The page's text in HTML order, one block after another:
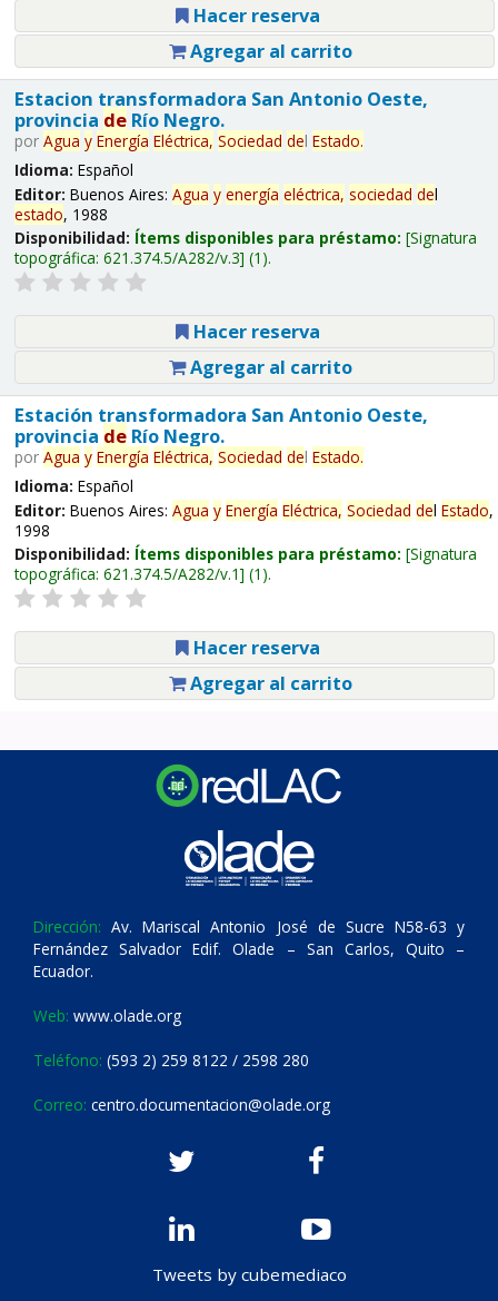
Hacer reserva
Agregar al carrito
Estacion transformadora San Antonio Oeste,
provincia deRío Negro.
por Agua y Energía Eléctrica, Sociedad del Estado.
Idioma: Español
Editor: Buenos Aires: Agua y energía eléctrica, sociedad del
estado, 1988
Disponibilidad: Ítems disponibles para préstamo: Signatura
topográfica: 621.374.5/A282/v.3 (1).
Hacer reserva
Agregar al carrito
Estación transformadora San Antonio Oeste,
provincia deRío Negro.
por Agua y Energía Eléctrica, Sociedad del Estado.
Idioma: Español
Editor: Buenos Aires: Agua y Energía Eléctrica, Sociedad del Estado,
1998
Disponibilidad: Ítems disponibles para préstamo: Signatura
topográfica: 621.374.5/A282/v.1 (1).
Hacer reserva
Agregar al carrito
Dirección: Av. Mariscal Antonio José de Sucre N58-63 y
Fernández Salvador Edif. Olade – San Carlos, Quito –
Ecuador.
Web: www.olade.org
Teléfono: (593 2) 259 8122 / 2598 280
Correo: centro.documentacion@olade.org
Tweets by cubemediaco